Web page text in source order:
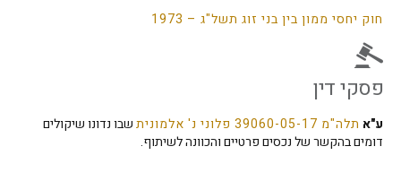
חוק יחסי ממון בין בני זוג תשל"ג – 1973
פסקי דין
ע"אתלה"מ 39060-05-17 פלוני נ' אלמונית
שבו נדונו שיקולים
דומים בהקשר של נכסים פרטיים והכוונה לשיתוף.